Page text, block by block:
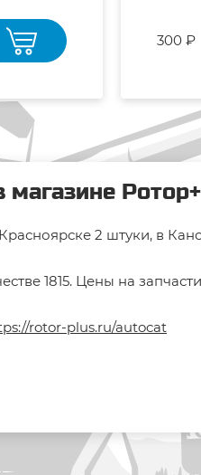
300 ₽
магазине Ротор+
2 штуки, в
1815. Цены на
rotor-plus.ru/autocat